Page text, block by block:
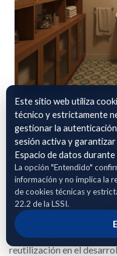
Dataset de
humedades)
Dataset de patologías
estructurado por
estancia.
Diseñado como
reutilización en el
Este sitio web utiliza
técnico y estrictamente
gestionar la
sesión activa y
Espacio de datos
La opción "Entendido"
información y no implica la
de cookies técnicas y
22.2 de la LSSI.